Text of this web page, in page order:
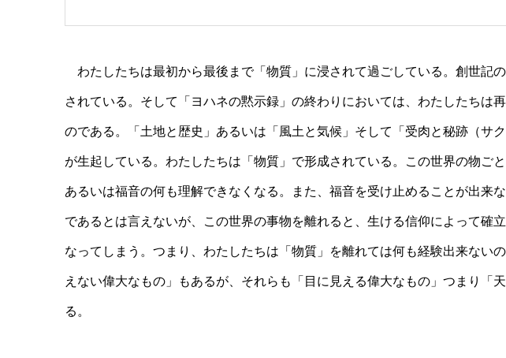
わたしたちは最初から最後まで「物質」に浸されて過ごしている。創世記
されている。そして「ヨハネの黙示録」の終わりにおいては、わたしたちは
のである。「土地と歴史」あるいは「風土と気候」そして「受肉と秘跡（サ
が生起している。わたしたちは「物質」で形成されている。この世界の物ご
あるいは福音の何も理解できなくなる。また、福音を受け止めることが出来
であるとは言えないが、この世界の事物を離れると、生ける信仰によって確
なってしまう。つまり、わたしたちは「物質」を離れては何も経験出来ない
えない偉大なもの」もあるが、それらも「目に見える偉大なもの」つまり「
る。